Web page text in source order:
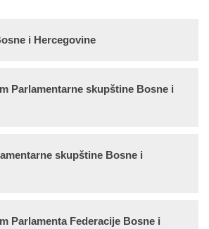
i Hercegovine
Parlamentarne skupštine Bosne i
skupštine Bosne i
Parlamenta Federacije Bosne i